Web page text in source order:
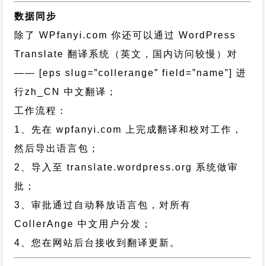
数据同步
除了 WPfanyi.com 你还可以通过WordPress
Translate 翻译系统（英文，国内访问较慢）对
—— [eps slug=”collerange” field=”name”]进
行zh_CN
中文翻译；
工作流程：
1、先在 wpfanyi.com 上完成翻译和校对工作，
然后导出语言包；
2、导入至 translate.wordpress.org 系统做审
批；
3、审批通过自动释放语言包，对所有
CollerAnge 中文用户分发；
4、您在网站后台接收到翻译更新。